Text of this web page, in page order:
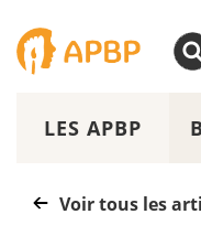
LES APBP
Voir tous les